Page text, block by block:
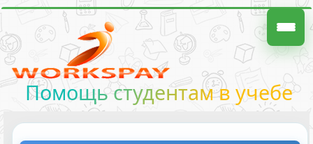
Помощь студентам в учебе